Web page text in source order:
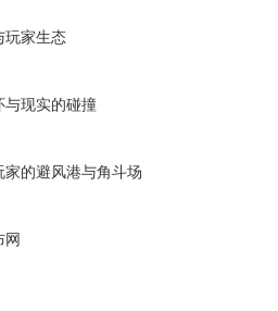
玩家生态
与现实的碰撞
的避风港与角斗场
网